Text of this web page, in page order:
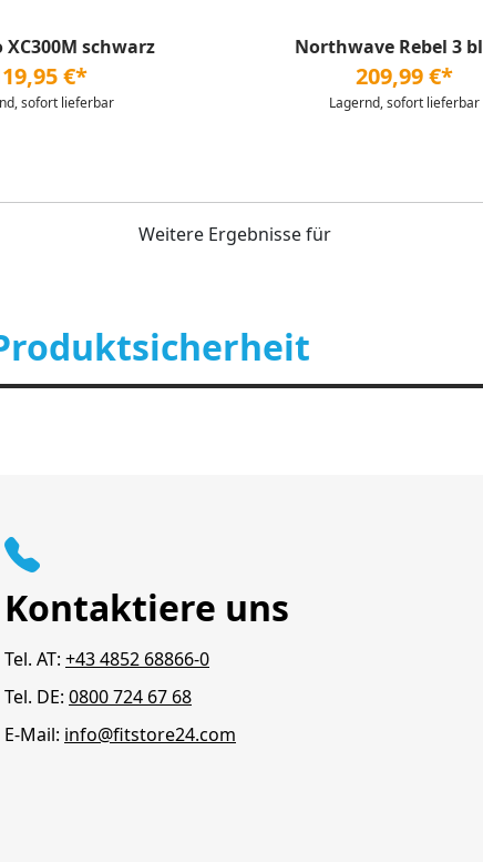
schwarz
€*
sofort lieferbar
Northwave Rebel 3
209,99 €*
Lagernd, sofort lieferbar
Weitere Ergebnisse für
Kontaktiere uns
Tel. AT: +43 4852 68866-0
Tel. DE: 0800 724 67 68
E-Mail: info@fitstore24.com